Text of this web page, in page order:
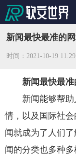
新闻最快最准的
时间：2021-10-19 11:29
新闻最快最
新闻能够帮助
情，以及国际社
闻就成为了人们
闻的分类也多种